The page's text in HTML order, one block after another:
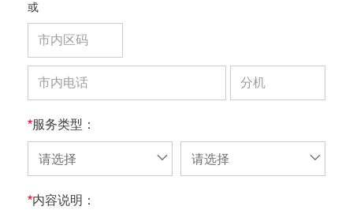
或
*服务类型：
请选择 请选择
*内容说明：